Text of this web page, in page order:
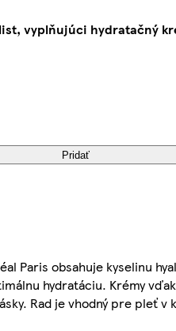
vyplňujúci hydratačný
Pridať
Paris obsahuje kyselinu
hydratáciu. Krémy
Rad je vhodný pre pleť v